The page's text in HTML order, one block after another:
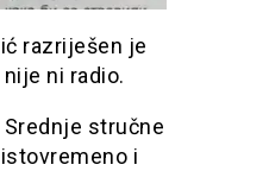
razriješen je
ni radio.
stručne
i